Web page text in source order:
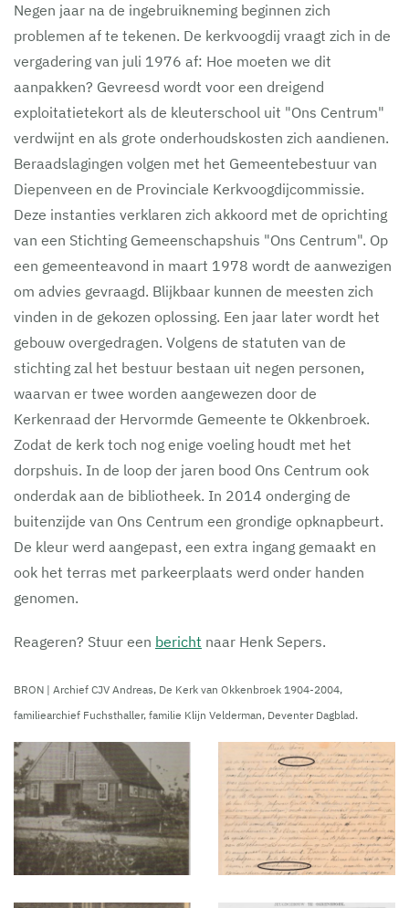
Negen jaar na de ingebruikneming beginnen zich
problemen af te tekenen. De kerkvoogdij vraagt zich in de
vergadering van juli 1976 af: Hoe moeten we dit
aanpakken? Gevreesd wordt voor een dreigend
exploitatietekort als de kleuterschool uit "Ons Centrum"
verdwijnt en als grote onderhoudskosten zich aandienen.
Beraadslagingen volgen met het Gemeentebestuur van
Diepenveen en de Provinciale Kerkvoogdijcommissie.
Deze instanties verklaren zich akkoord met de oprichting
van een Stichting Gemeenschapshuis "Ons Centrum". Op
een gemeenteavond in maart 1978 wordt de aanwezigen
om advies gevraagd. Blijkbaar kunnen de meesten zich
vinden in de gekozen oplossing. Een jaar later wordt het
gebouw overgedragen. Volgens de statuten van de
stichting zal het bestuur bestaan uit negen personen,
waarvan er twee worden aangewezen door de
Kerkenraad der Hervormde Gemeente te Okkenbroek.
Zodat de kerk toch nog enige voeling houdt met het
dorpshuis. In de loop der jaren bood Ons Centrum ook
onderdak aan de bibliotheek. In 2014 onderging de
buitenzijde van Ons Centrum een grondige opknapbeurt.
De kleur werd aangepast, een extra ingang gemaakt en
ook het terras met parkeerplaats werd onder handen
genomen.
Reageren? Stuur een bericht naar Henk Sepers.
BRON | Archief CJV Andreas, De Kerk van Okkenbroek 1904-2004,
familiearchief Fuchsthaller, familie Klijn Velderman, Deventer Dagblad.